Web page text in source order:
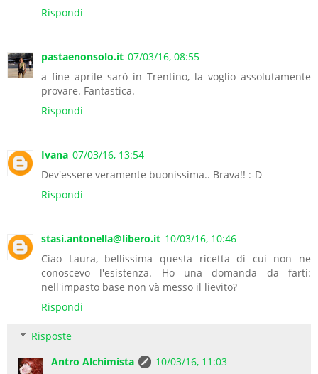
Rispondi
pastaenonsolo.it 07/03/16, 08:55
a fine aprile sarò in Trentino, la voglio assolutamente
provare. Fantastica.
Rispondi
Ivana 07/03/16, 13:54
Dev'essere veramente buonissima.. Brava!! :-D
Rispondi
stasi.antonella@libero.it 10/03/16, 10:46
Ciao Laura, bellissima questa ricetta di cui non ne
conoscevo l'esistenza. Ho una domanda da farti:
nell'impasto base non và messo il lievito?
Rispondi
Risposte
Antro Alchimista
10/03/16, 11:03